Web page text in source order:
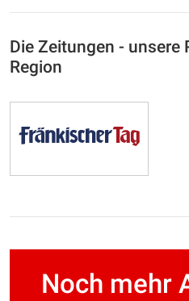
Die Zeitungen - unsere
Region
Noch mehr